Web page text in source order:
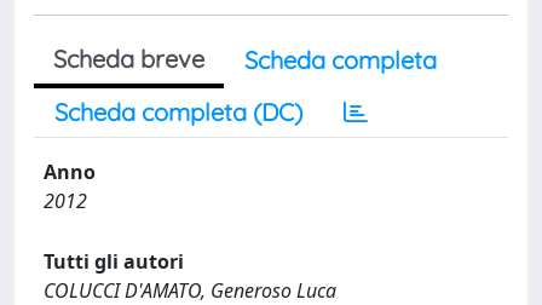
Scheda breve
Scheda completa
Scheda completa (DC)
Anno
2012
Tutti gli autori
COLUCCI D'AMATO, Generoso Luca